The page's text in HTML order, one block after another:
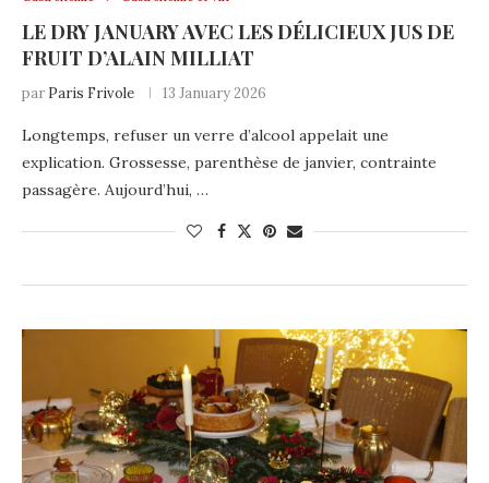
LE DRY JANUARY AVEC LES DÉLICIEUX JUS DE
FRUIT D’ALAIN MILLIAT
par Paris Frivole 13 January 2026
Longtemps, refuser un verre d’alcool appelait une
explication. Grossesse, parenthèse de janvier, contrainte
passagère. Aujourd’hui, …